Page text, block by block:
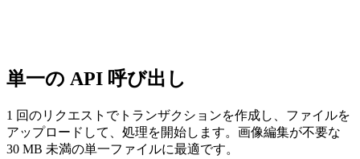
単一の API 呼び出し
1 回のリクエストでトランザクションを作成し、ファイルを
アップロードして、処理を開始します。画像編集が不要な
30 MB 未満の単一ファイルに最適です。